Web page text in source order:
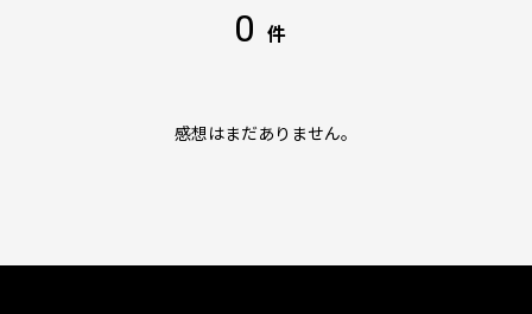
0 件
感想はまだありません。